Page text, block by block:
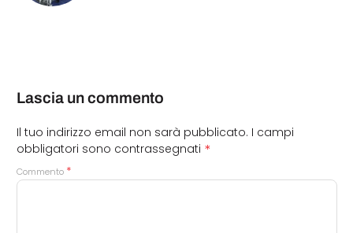
Lascia un commento
Il tuo indirizzo email non sarà pubblicato. I campi
obbligatori sono contrassegnati *
Commento *